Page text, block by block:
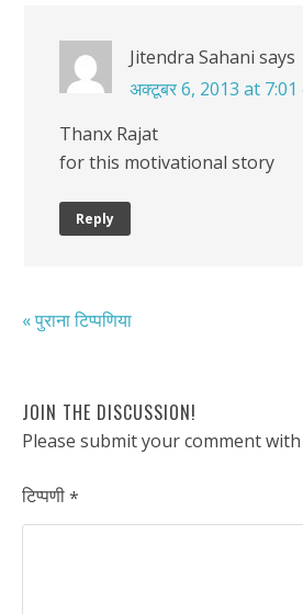
Jitendra Sahani says
अक्टूबर 6, 2013 at 7:01
Thanx Rajat
for this motivational story
Reply
« पुराना टिप्पणिया
JOIN THE DISCUSSION!
Please submit your comment
टिप्पणी*